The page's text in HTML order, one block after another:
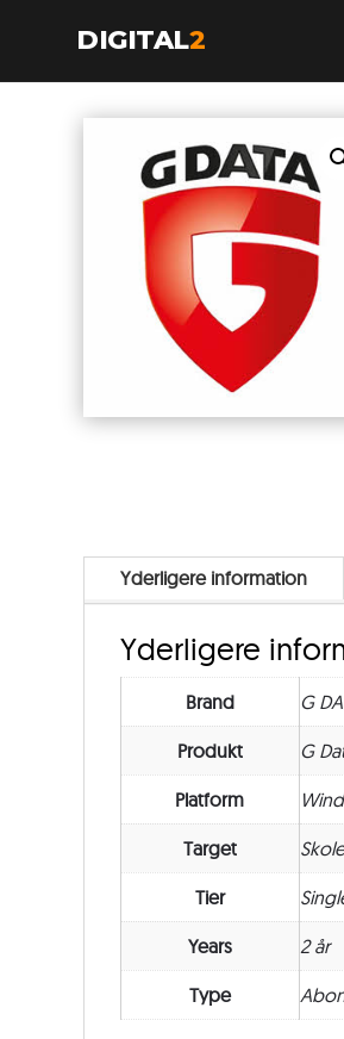
DIGITAL2
Yderligere information
Yderligere
Brand G
Produkt G
Platform
Target
Tier
Years 2 år
Type